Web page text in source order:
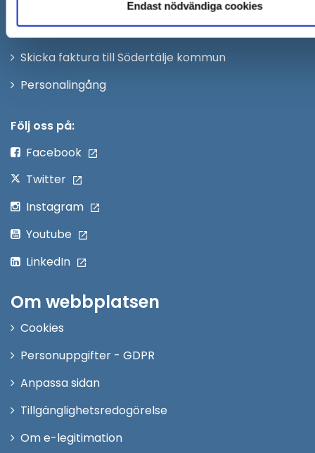
Endast nödvändiga cookies
Anslagstavla
Skicka faktura till Södertälje kommun
PersonalingångÖppna
Följ oss på:
Facebook
Twitter
Instagram
Youtube
LinkedIn
Om webbplatsen
Cookies
Personuppgifter - GDPR
Anpassa sidan
Tillgänglighetsredogörelse
Om e-legitimation